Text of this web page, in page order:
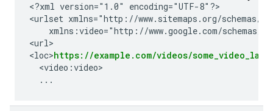
<?xml version="1.0" encoding="UTF-8"?>
<urlset xmlns="http://www.sitemaps.org/schemas/
xmlns:video="http://www.google.com/schemas/
<url>
<loc>https://example.com/videos/
  <video:video>